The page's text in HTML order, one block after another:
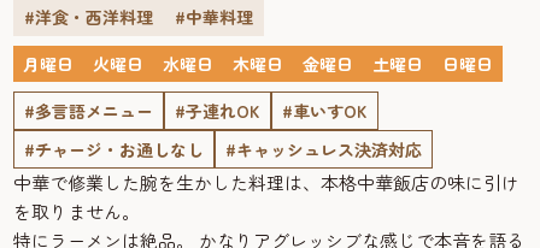
#洋食・西洋料理
#中華料理
月曜日
火曜日 水曜日 木曜日 金曜日 土曜日
日曜日
#多言語メニュー
#子連れOK
#車いすOK
#チャージ・お通しなし
#キャッシュレス決済対応
中華で修業した腕を生かした料理は、本格中華飯店の味に引け
を取りません。
特にラーメンは絶品。 かなりアグレッシブな感じで本音を語る